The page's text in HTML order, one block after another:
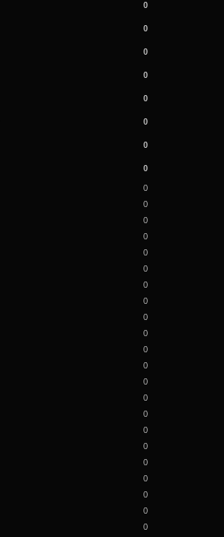
0
0
0
0
0
0
0
0
0
0
0
0
0
0
0
0
0
0
0
0
0
0
0
0
0
0
0
0
0
0